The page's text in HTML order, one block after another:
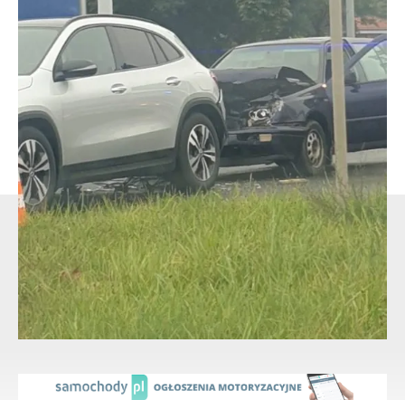
We wrześniu ubiegłego roku prokuratura postanowiła
zmienić zarzut. Mężczyznę oskarżono o spowodowanie
katastrofy w ruchu lądowym, w wyniku której zginęły dwie
osoby i właśnie ten zarzut pojawił się w akcie oskarżenia.
Sebastian S. nie przyznaje się do winy, a przed sądem będzie
odpowiadać z wolnej stopy. Grozi mu od 6 miesięcy do 8 lat
więzienia. Zarzut zmieniono po opinii biegłego, który
zajmował się rekonstrukcją wypadku.
- Reklama -